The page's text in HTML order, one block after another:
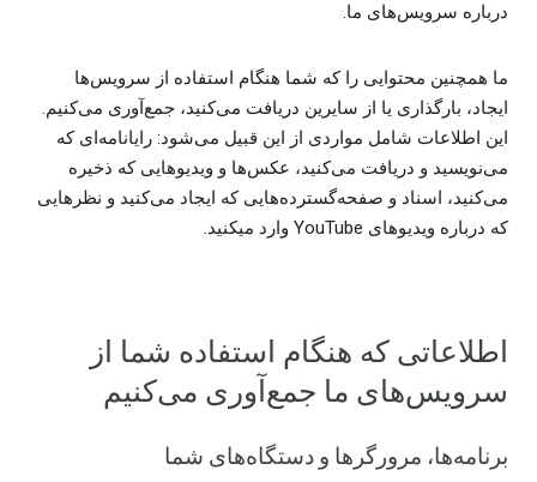
درباره سرویس‌های ما.
ما همچنین محتوایی را که شما هنگام استفاده از سرویس‌ها
ایجاد، بارگذاری یا از سایرین دریافت می‌کنید، جمع‌آوری می‌کنیم.
این اطلاعات شامل مواردی از این قبیل می‌شود: رایانامه‌ای که
می‌نویسید و دریافت می‌کنید، عکس‌ها و ویدیوهایی که ذخیره
می‌کنید، اسناد و صفحه‌گسترده‌هایی که ایجاد می‌کنید و نظرهایی
که درباره ویدیوهای YouTube وارد میکنید.
اطلاعاتی که هنگام استفاده شما از
سرویس‌های ما جمع‌‌آوری می‌کنیم
برنامه‌ها، مرورگرها و دستگاه‌های شما